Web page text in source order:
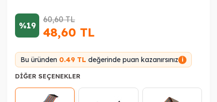
%19
60,60TL
48,60 TL
Bu üründen 0.49 TL değerinde puan kazanırsınız i
DIĞER SEÇENEKLER